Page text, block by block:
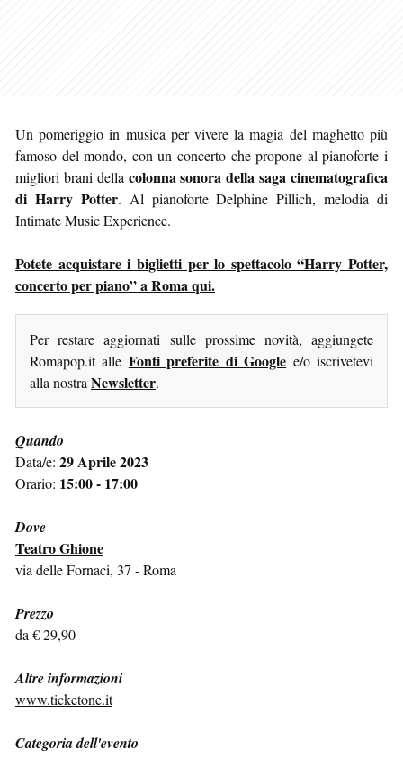
Un pomeriggio in musica per vivere la magia del maghetto più
famoso del mondo, con un concerto che propone al pianoforte i
migliori brani della colonna sonora della saga cinematografica
di Harry Potter. Al pianoforte Delphine Pillich, melodia di
Intimate Music Experience.
Potete acquistare i biglietti per lo spettacolo “Harry Potter,
concerto per piano” a Roma qui.
Per restare aggiornati sulle prossime novità, aggiungete
Romapop.it alle Fonti preferite di Google e/o iscrivetevi
alla nostra Newsletter.
Quando
Data/e: 29 Aprile 2023
Orario: 15:00 - 17:00
Dove
Teatro Ghione
via delle Fornaci, 37 - Roma
Prezzo
da € 29,90
Altre informazioni
www.ticketone.it
Categoria dell'evento